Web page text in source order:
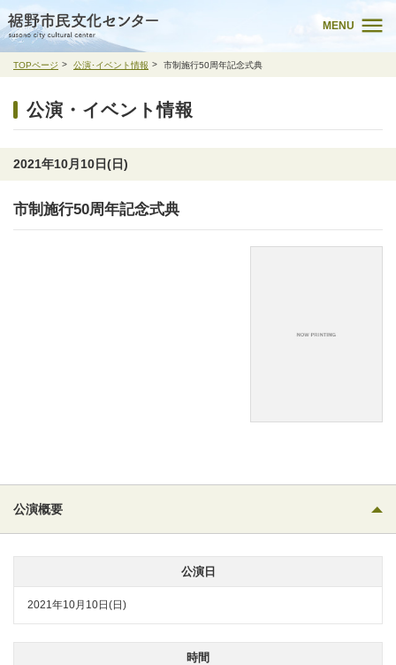
MENU
TOPページ 公演･イベント情報 市制施行50周年記念式典
公演・イベント情報
2021年10月10日(日)
市制施行50周年記念式典
公演概要
公演日
2021年10月10日(日)
時間